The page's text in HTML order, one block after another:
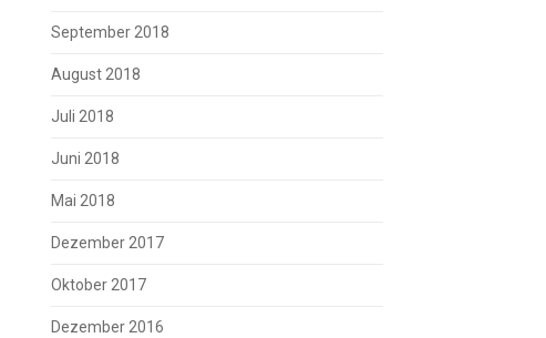
September 2018
August 2018
Juli 2018
Juni 2018
Mai 2018
Dezember 2017
Oktober 2017
Dezember 2016